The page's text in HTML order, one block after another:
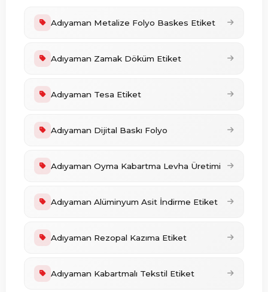
Adıyaman Metalize Folyo Baskes Etiket
Adıyaman Zamak Döküm Etiket
Adıyaman Tesa Etiket
Adıyaman Dijital Baskı Folyo
Adıyaman Oyma Kabartma Levha Üretimi
Adıyaman Alüminyum Asit İndirme Etiket
Adıyaman Rezopal Kazıma Etiket
Adıyaman Kabartmalı Tekstil Etiket